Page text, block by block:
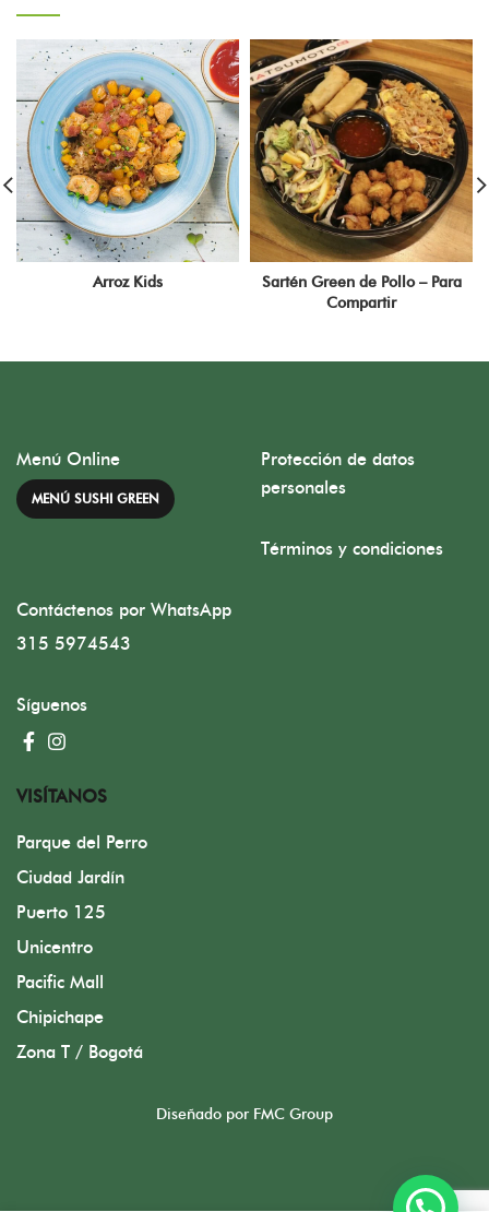
Arroz Kids
Sartén Green de Pollo – Para
Compartir
Menú Online
MENÚ SUSHI GREEN
Protección de datos
personales
Términos y condiciones
Contáctenos por WhatsApp
315 5974543
Síguenos
VISÍTANOS
Parque del Perro
Ciudad Jardín
Puerto 125
Unicentro
Pacific Mall
Chipichape
Zona T / Bogotá
Diseñado por FMC Group